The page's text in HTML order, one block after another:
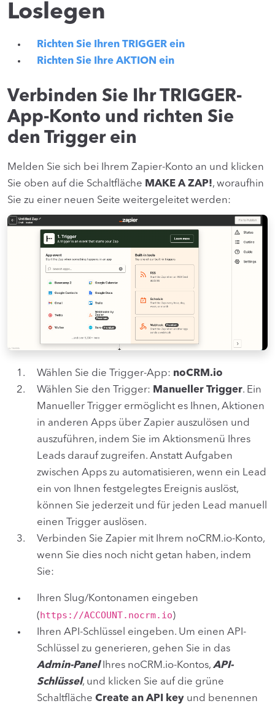
Loslegen
Richten Sie Ihren TRIGGER ein
Richten Sie Ihre AKTION ein
Verbinden Sie Ihr TRIGGER-
App-Konto und richten Sie
den Trigger ein
Melden Sie sich bei Ihrem Zapier-Konto an und klicken
Sie oben auf die Schaltfläche MAKE A ZAP!, woraufhin
Sie zu einer neuen Seite weitergeleitet werden:
Wählen Sie die Trigger-App: noCRM.io
Wählen Sie den Trigger: Manueller Trigger. Ein
Manueller Trigger ermöglicht es Ihnen, Aktionen
in anderen Apps über Zapier auszulösen und
auszuführen, indem Sie im Aktionsmenü Ihres
Leads darauf zugreifen. Anstatt Aufgaben
zwischen Apps zu automatisieren, wenn ein Lead
ein von Ihnen festgelegtes Ereignis auslöst,
können Sie jederzeit und für jeden Lead manuell
einen Trigger auslösen.
Verbinden Sie Zapier mit Ihrem noCRM.io-Konto,
wenn Sie dies noch nicht getan haben, indem
Sie:
Ihren Slug/Kontonamen eingeben
(https://ACCOUNT.nocrm.io)
Ihren API-Schlüssel eingeben. Um einen API-
Schlüssel zu generieren, gehen Sie in das
Admin-PanelIhres noCRM.io-Kontos, API-
Schlüssel, und klicken Sie auf die grüne
Schaltfläche Create an API key und benennen